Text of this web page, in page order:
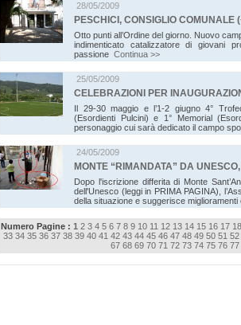
28/05/2009
PESCHICI, CONSIGLIO COMUNALE
Otto punti all’Ordine del giorno. Nuovo
indimenticato catalizzatore di giovani
passione Continua >>
25/05/2009
CELEBRAZIONI PER
Il 29-30 maggio e l’1-2 giugno 4°
(Esordienti Pulcini) e 1° Memorial
personaggio cui sarà dedicato il campo
24/05/2009
MONTE “RIMANDATA” DA
Dopo l'iscrizione differita di Monte
dell'Unesco (leggi in PRIMA PAGINA),
della situazione e suggerisce miglioramenti
Numero Pagine : 1 2 3 4 5 6 7 8 9 10 11 12 13 14 15 16 17 18
33 34 35 36 37 38 39 40 41 42 43 44 45 46 47 48 49 50 51 52
67 68 69 70 71 72 73 74 75 76 77